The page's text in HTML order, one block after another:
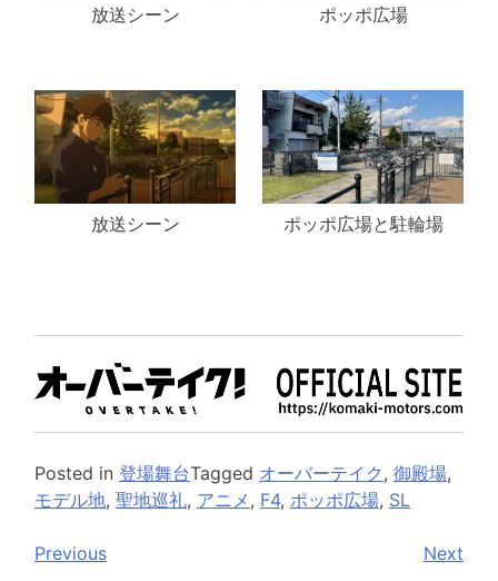
放送シーン ポッポ広場
放送シーン ポッポ広場と駐輪場
Posted in 登場舞台Tagged オーバーテイク , 御殿場,
モデル地, 聖地巡礼, アニメ , F4, ポッポ広場, SL
投
Previous Next